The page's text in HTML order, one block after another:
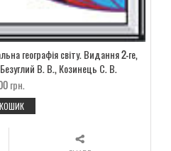
географія світу. Видання 2-ге,
В. В., Козинець С. В.
грн.